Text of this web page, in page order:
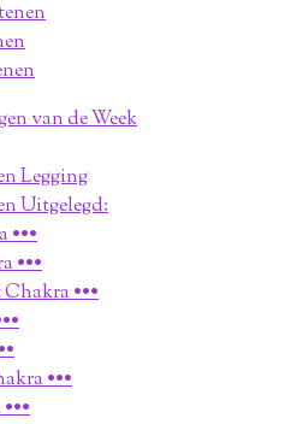
van de Week
Legging
Uitgelegd:
•••
•••
•••
•••